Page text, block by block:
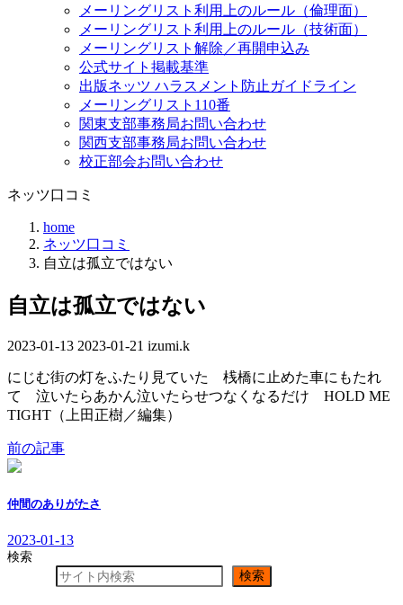
メーリングリスト利用上のルール（倫理面）
メーリングリスト利用上のルール（技術面）
メーリングリスト解除／再開申込み
公式サイト掲載基準
出版ネッツ ハラスメント防止ガイドライン
メーリングリスト110番
関東支部事務局お問い合わせ
関西支部事務局お問い合わせ
校正部会お問い合わせ
ネッツ口コミ
home
ネッツ口コミ
自立は孤立ではない
自立は孤立ではない
2023-01-13 最
更
新
日
2023-01-21 izumi.k
にじむ街の灯をふたり見ていた 桟橋に止めた車にもたれ
て 泣いたらあかん泣いたらせつなくなるだけ HOLD ME
TIGHT（上田正樹／編集）
前の記事
仲間のありがたさ
2023-01-13
検索
検索